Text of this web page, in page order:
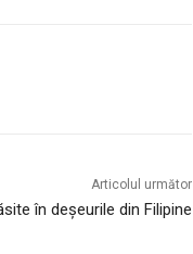
Articolul următor
în deșeurile din Filipine